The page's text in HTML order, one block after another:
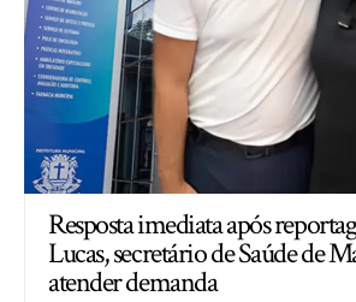
Resposta imediata após
Lucas, secretário de Saúde de
atender demanda